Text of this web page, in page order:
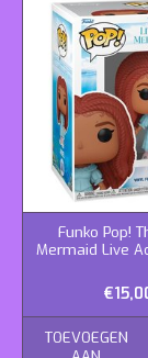
Funko Pop!
Mermaid Live
TOEVOEGEN